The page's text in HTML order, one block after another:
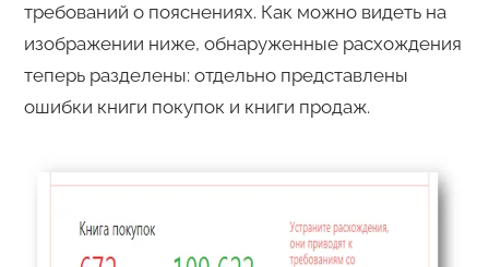
требований о пояснениях. Как можно видеть на
изображении ниже, обнаруженные расхождения
теперь разделены: отдельно представлены
ошибки книги покупок и книги продаж.